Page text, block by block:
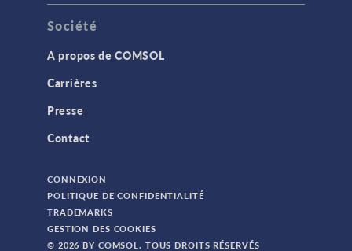
Société
A propos de COMSOL
Carrières
Presse
Contact
CONNEXION
POLITIQUE DE CONFIDENTIALITÉ
TRADEMARKS
GESTION DES COOKIES
© 2026 BY COMSOL. TOUS DROITS RÉSERVÉS